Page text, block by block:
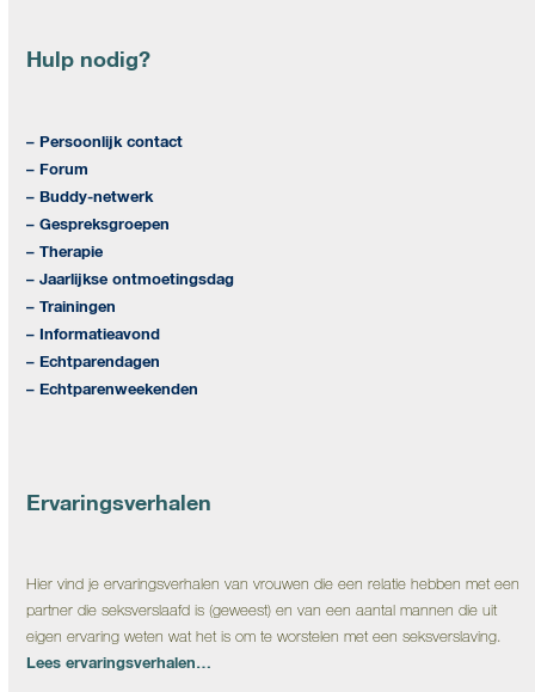
Hulp nodig?
– Persoonlijk contact
– Forum
– Buddy-netwerk
– Gespreksgroepen
– Therapie
– Jaarlijkse ontmoetingsdag
– Trainingen
– Informatieavond
– Echtparendagen
– Echtparenweekenden
Ervaringsverhalen
Hier vind je ervaringsverhalen van vrouwen die een relatie hebben met een
partner die seksverslaafd is (geweest) en van een aantal mannen die uit
eigen ervaring weten wat het is om te worstelen met een seksverslaving.
Lees ervaringsverhalen…